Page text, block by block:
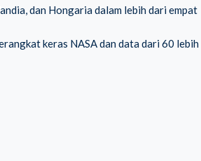
dan Hongaria dalam lebih dari empat
keras NASAdan data dari 60 lebih